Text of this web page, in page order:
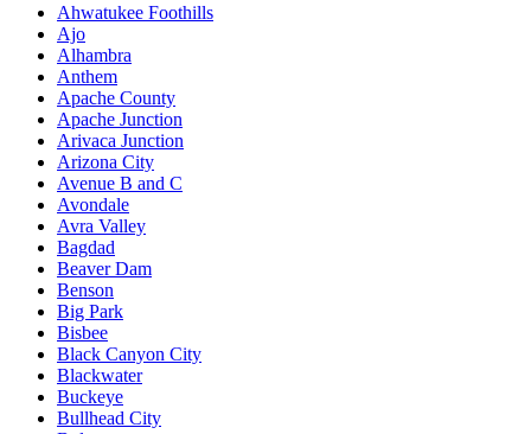
Ahwatukee Foothills
Ajo
Alhambra
Anthem
Apache County
Apache Junction
Arivaca Junction
Arizona City
Avenue B and C
Avondale
Avra Valley
Bagdad
Beaver Dam
Benson
Big Park
Bisbee
Black Canyon City
Blackwater
Buckeye
Bullhead City